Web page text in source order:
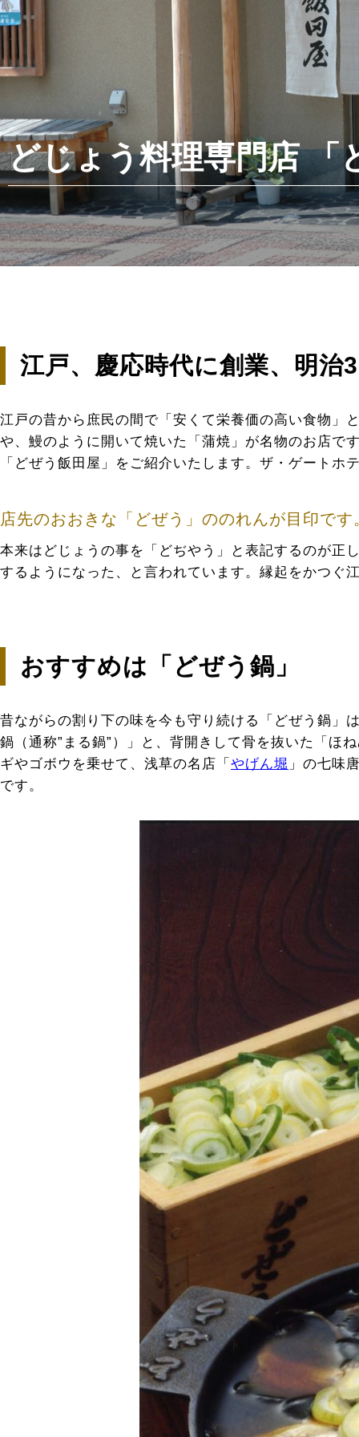
どじょう料理専門店 「
江戸、慶応時代に創業、明
江戸の昔から庶民の間で「安くて栄養価の高い食物」
や、鰻のように開いて焼いた「蒲焼」が名物のお店で
「どぜう飯田屋」をご紹介いたします。ザ・ゲート
店先のおおきな「どぜう」ののれんが目印です
本来はどじょうの事を「どぢやう」と表記するのが正
するようになった、と言われています。縁起をかつぐ
おすすめは「どぜう鍋」
昔ながらの割り下の味を今も守り続ける「どぜう鍋」
鍋（通称”まる鍋”）」と、背開きして骨を抜いた「ほ
ギやゴボウを乗せて、浅草の名店「 やげん堀 」の七味
です。